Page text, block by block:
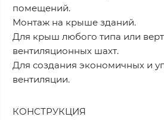
помещений.
Монтаж на крыше зданий.
Для крыш любого типа или
вентиляционных шахт.
Для создания экономичных и
вентиляции.
КОНСТРУКЦИЯ